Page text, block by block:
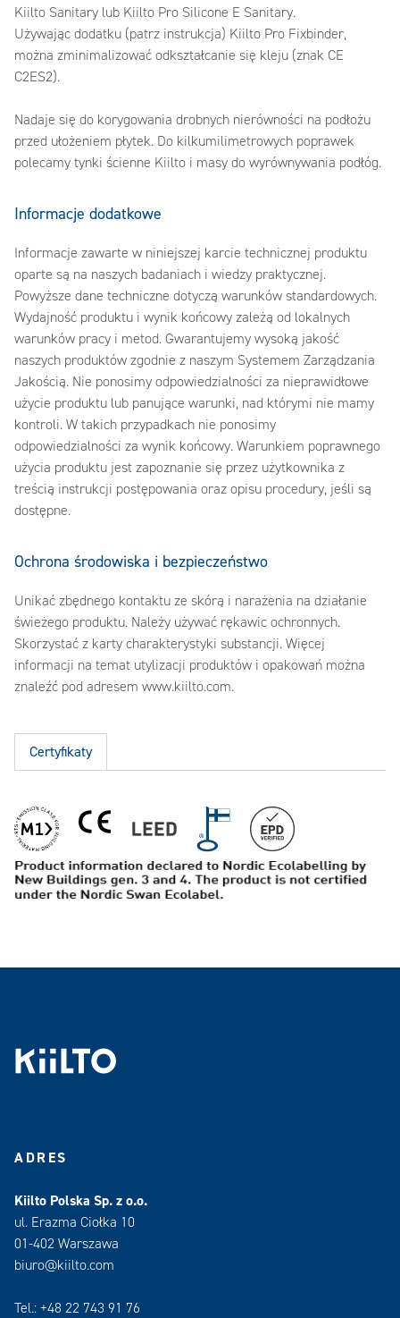
Kiilto Sanitary lub Kiilto Pro Silicone E Sanitary.
Używając dodatku (patrz instrukcja) Kiilto Pro Fixbinder,
można zminimalizować odkształcanie się kleju (znak CE
C2ES2).
Nadaje się do korygowania drobnych nierówności na podłożu
przed ułożeniem płytek. Do kilkumilimetrowych poprawek
polecamy tynki ścienne Kiilto i masy do wyrównywania podłóg.
Informacje dodatkowe
Informacje zawarte w niniejszej karcie technicznej produktu
oparte są na naszych badaniach i wiedzy praktycznej.
Powyższe dane techniczne dotyczą warunków standardowych.
Wydajność produktu i wynik końcowy zależą od lokalnych
warunków pracy i metod. Gwarantujemy wysoką jakość
naszych produktów zgodnie z naszym Systemem Zarządzania
Jakością. Nie ponosimy odpowiedzialności za nieprawidłowe
użycie produktu lub panujące warunki, nad którymi nie mamy
kontroli. W takich przypadkach nie ponosimy
odpowiedzialności za wynik końcowy. Warunkiem poprawnego
użycia produktu jest zapoznanie się przez użytkownika z
treścią instrukcji postępowania oraz opisu procedury, jeśli są
dostępne.
Ochrona środowiska i bezpieczeństwo
Unikać zbędnego kontaktu ze skórą i narażenia na działanie
świeżego produktu. Należy używać rękawic ochronnych.
Skorzystać z karty charakterystyki substancji. Więcej
informacji na temat utylizacji produktów i opakowań można
znaleźć pod adresem www.kiilto.com.
Certyfikaty
ADRES
Kiilto Polska Sp. z o.o.
ul. Erazma Ciołka 10
01-402 Warszawa
biuro@kiilto.com
Tel.: +48 22 743 91 76